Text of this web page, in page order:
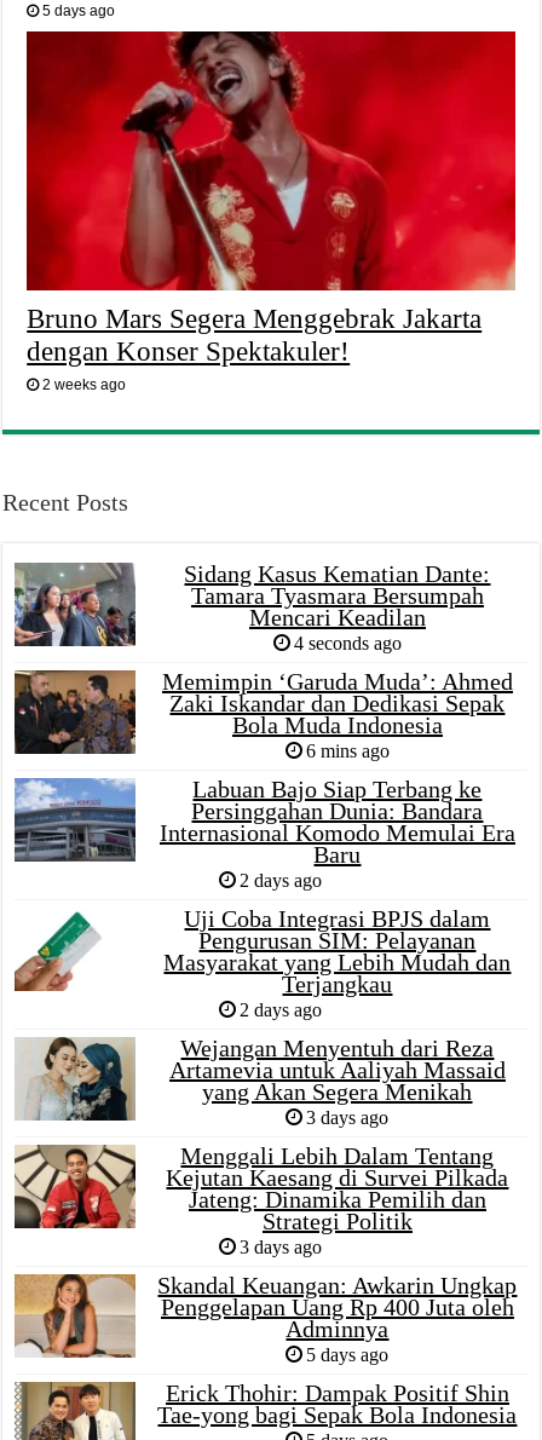
5 days ago
Bruno Mars Segera Menggebrak Jakarta
dengan Konser Spektakuler!
2 weeks ago
Recent Posts
Sidang Kasus Kematian Dante:
Tamara Tyasmara Bersumpah
Mencari Keadilan
4 seconds ago
Memimpin ‘Garuda Muda’: Ahmed
Zaki Iskandar dan Dedikasi Sepak
Bola Muda Indonesia
6 mins ago
Labuan Bajo Siap Terbang ke
Persinggahan Dunia: Bandara
Internasional Komodo Memulai Era
Baru
2 days ago
Uji Coba Integrasi BPJS dalam
Pengurusan SIM: Pelayanan
Masyarakat yang Lebih Mudah dan
Terjangkau
2 days ago
Wejangan Menyentuh dari Reza
Artamevia untuk Aaliyah Massaid
yang Akan Segera Menikah
3 days ago
Menggali Lebih Dalam Tentang
Kejutan Kaesang di Survei Pilkada
Jateng: Dinamika Pemilih dan
Strategi Politik
3 days ago
Skandal Keuangan: Awkarin Ungkap
Penggelapan Uang Rp 400 Juta oleh
Adminnya
5 days ago
Erick Thohir: Dampak Positif Shin
Tae-yong bagi Sepak Bola Indonesia